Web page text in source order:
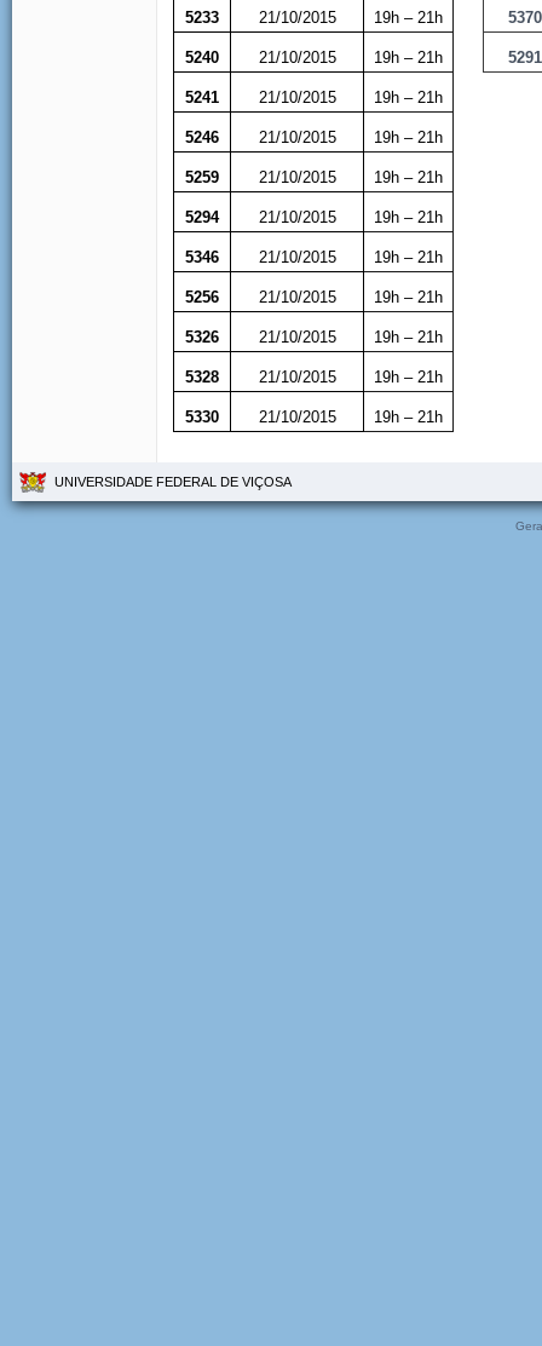
5233 21/10/2015 19h – 21h 5370
5240 21/10/2015 19h – 21h 5291
5241 21/10/2015 19h – 21h
5246 21/10/2015 19h – 21h
5259 21/10/2015 19h – 21h
5294 21/10/2015 19h – 21h
5346 21/10/2015 19h – 21h
5256 21/10/2015 19h – 21h
5326 21/10/2015 19h – 21h
5328 21/10/2015 19h – 21h
5330 21/10/2015 19h – 21h
UNIVERSIDADE FEDERAL DE VIÇOSA